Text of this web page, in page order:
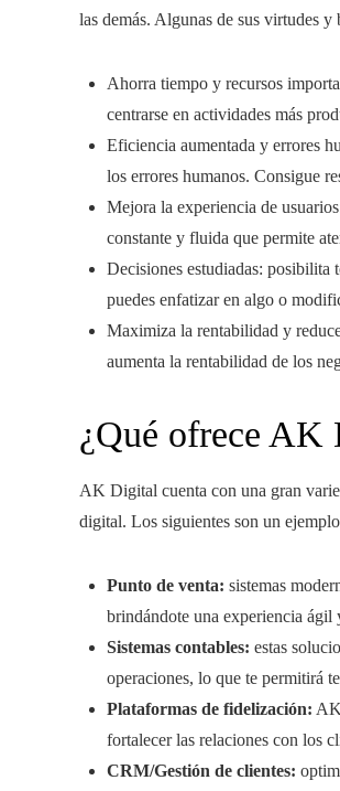
las demás. Algunas de sus virtudes y
Ahorra tiempo y recursos
centrarse en actividades más
Eficiencia aumentada y errores
los errores humanos. Consigue
Mejora la experiencia de
constante y fluida que permite
Decisiones estudiadas: posibilita
puedes enfatizar en algo o
Maximiza la rentabilidad y
aumenta la rentabilidad de los
¿Qué ofrece AK
AK Digital cuenta con una gran
digital. Los siguientes son un
Punto de venta: sistemas
brindándote una experiencia ágil
Sistemas contables: estas
operaciones, lo que te permitirá
Plataformas de fidelización:
fortalecer las relaciones con los
CRM/Gestión de clientes: